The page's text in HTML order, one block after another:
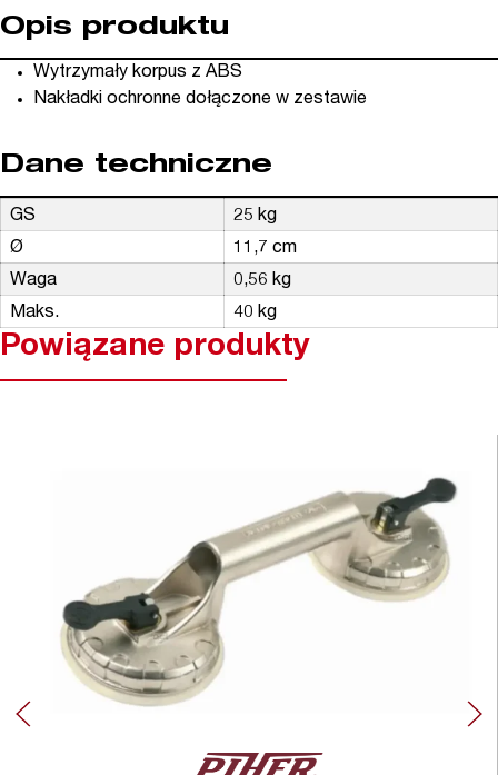
Opis produktu
Wytrzymały korpus z ABS
Nakładki ochronne dołączone w zestawie
Dane techniczne
GS
25 kg
Ø
11,7 cm
Waga
0,56 kg
Maks.
40 kg
Powiązane produkty